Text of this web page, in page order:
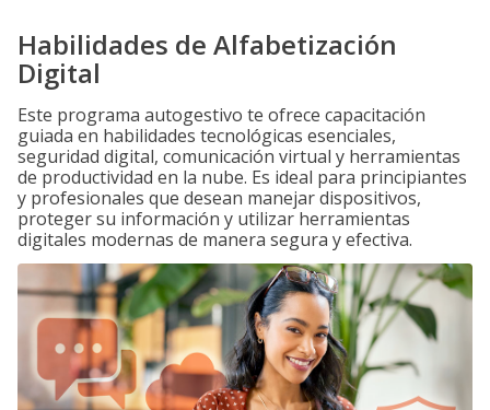
Habilidades de Alfabetización
Digital
Este programa autogestivo te ofrece capacitación
guiada en habilidades tecnológicas esenciales,
seguridad digital, comunicación virtual y herramientas
de productividad en la nube. Es ideal para principiantes
y profesionales que desean manejar dispositivos,
proteger su información y utilizar herramientas
digitales modernas de manera segura y efectiva.